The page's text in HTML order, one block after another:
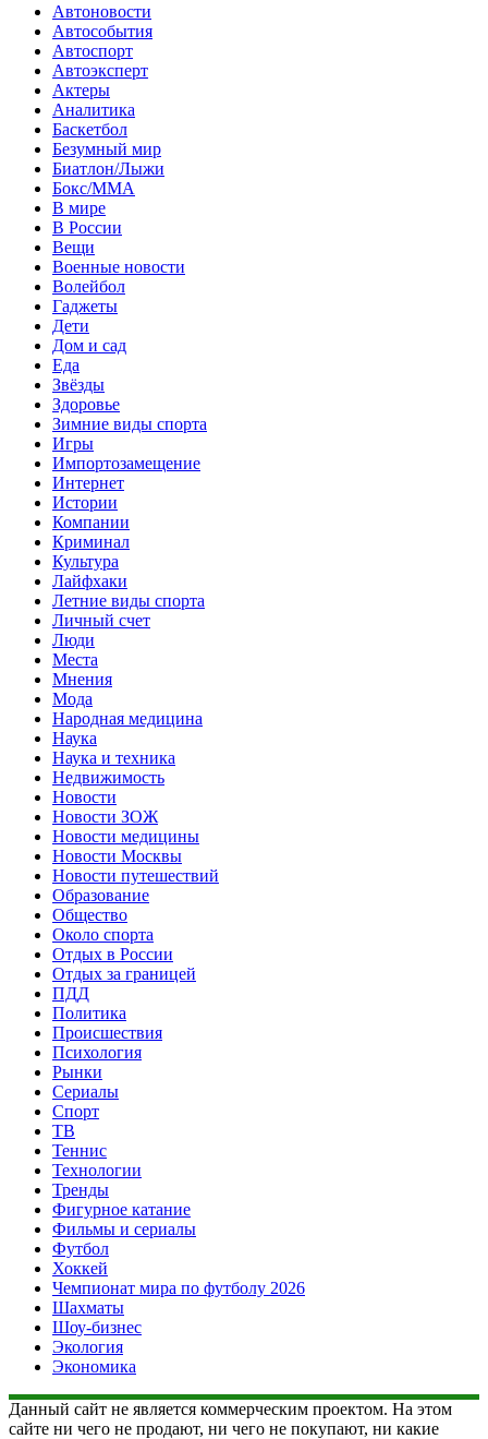
Автоновости
Автособытия
Автоспорт
Автоэксперт
Актеры
Аналитика
Баскетбол
Безумный мир
Биатлон/Лыжи
Бокс/MMA
В мире
В России
Вещи
Военные новости
Волейбол
Гаджеты
Дети
Дом и сад
Еда
Звёзды
Здоровье
Зимние виды спорта
Игры
Импортозамещение
Интернет
Истории
Компании
Криминал
Культура
Лайфхаки
Летние виды спорта
Личный счет
Люди
Места
Мнения
Мода
Народная медицина
Наука
Наука и техника
Недвижимость
Новости
Новости ЗОЖ
Новости медицины
Новости Москвы
Новости путешествий
Образование
Общество
Около спорта
Отдых в России
Отдых за границей
ПДД
Политика
Происшествия
Психология
Рынки
Сериалы
Спорт
ТВ
Теннис
Технологии
Тренды
Фигурное катание
Фильмы и сериалы
Футбол
Хоккей
Чемпионат мира по футболу 2026
Шахматы
Шоу-бизнес
Экология
Экономика
Данный сайт не является коммерческим проектом. На этом
сайте ни чего не продают, ни чего не покупают, ни какие